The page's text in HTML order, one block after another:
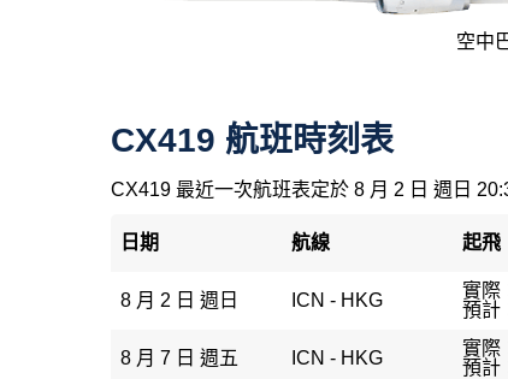
空中
CX419 航班時刻表
CX419 最近一次航班表定於 8 月 2 日 週日
日期 航線 起飛
8 月 2 日 週日 ICN - HKG
實際
預計
8 月 7 日 週五 ICN - HKG
實際
預計